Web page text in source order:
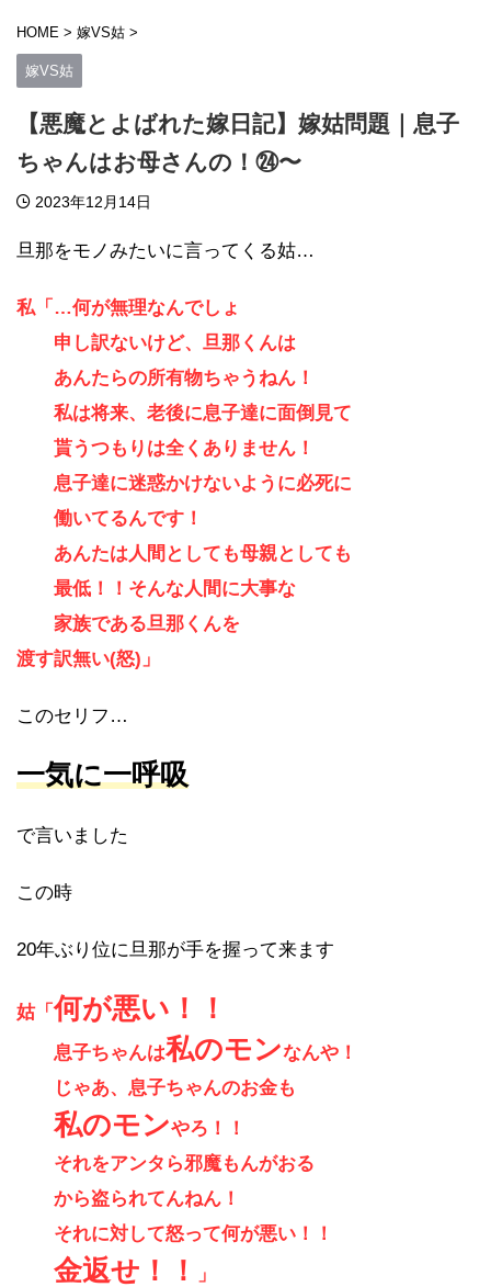
HOME > 嫁VS姑 >
嫁VS姑
【悪魔とよばれた嫁日記】嫁姑問題｜息子
ちゃんはお母さんの！㉔〜
2023年12月14日
旦那をモノみたいに言ってくる姑…
私「…何が無理なんでしょ
申し訳ないけど、旦那くんは
あんたらの所有物ちゃうねん！
私は将来、老後に息子達に面倒見て
貰うつもりは全くありません！
息子達に迷惑かけないように必死に
働いてるんです！
あんたは人間としても母親としても
最低！！そんな人間に大事な
家族である旦那くんを
渡す訳無い(怒)」
このセリフ…
一気に一呼吸
で言いました
この時
20年ぶり位に旦那が手を握って来ます
姑「何が悪い！！
息子ちゃんは私のモンなんや！
じゃあ、息子ちゃんのお金も
私のモンやろ！！
それをアンタら邪魔もんがおる
から盗られてんねん！
それに対して怒って何が悪い！！
金返せ！！ 」